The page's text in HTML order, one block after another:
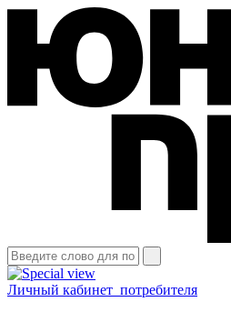
Личный кабинет потребителя